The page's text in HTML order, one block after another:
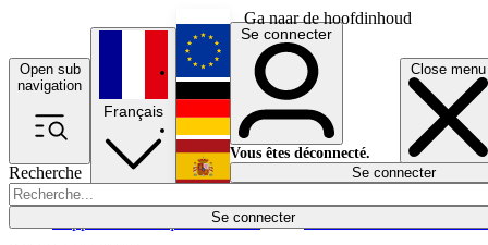
Ga naar de hoofdinhoud
Open sub
navigation
Close menu
Recherche
Se connecter
Économie
Français
English
Deutsch
Español
Se connecter
Vous êtes déconnecté.
Se connecter